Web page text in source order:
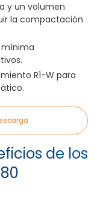
y un volumen
la compactación
mínima
R1-W para
de los